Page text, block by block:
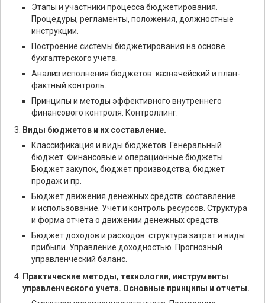
Этапы и участники процесса бюджетирования.
Процедуры, регламенты, положения, должностные
инструкции.
Построение системы бюджетирования на основе
бухгалтерского учета.
Анализ исполнения бюджетов: казначейский и план-
фактный контроль.
Принципы и методы эффективного внутреннего
финансового контроля. Контроллинг.
Виды бюджетов и их составление.
Классификация и виды бюджетов. Генеральный
бюджет. Финансовые и операционные бюджеты.
Бюджет закупок, бюджет производства, бюджет
продаж и пр.
Бюджет движения денежных средств: составление
и использование. Учет и контроль ресурсов. Структура
и форма отчета о движении денежных средств.
Бюджет доходов и расходов: структура затрат и виды
прибыли. Управление доходностью. Прогнозный
управленческий баланс.
Практические методы, технологии, инструменты
управленческого учета. Основные принципы и отчеты.